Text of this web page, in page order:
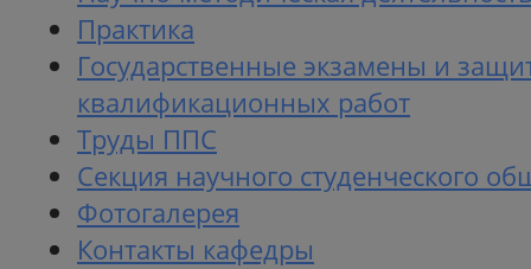
Практика
Государственные экзамены и
квалификационных работ
Труды ППС
Секция научного студенческого
Фотогалерея
Контакты кафедры